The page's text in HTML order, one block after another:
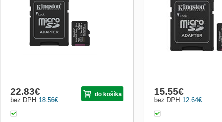
zariadeniami a fotoaparátmi so systémom
Android a dosahuje rýchlosť prenosu dát
až 150 MB/s . Vďaka výkonu aplikácií A1
zaisťuje plynulý multi...
18.56€
bez DPH
22.83€ do košíka
zariadeniami a
Android a dosahuje
až 150 MB/s . Vďaka
zaisťuje plynulý multi...
12.64€
bez DPH
15.55€